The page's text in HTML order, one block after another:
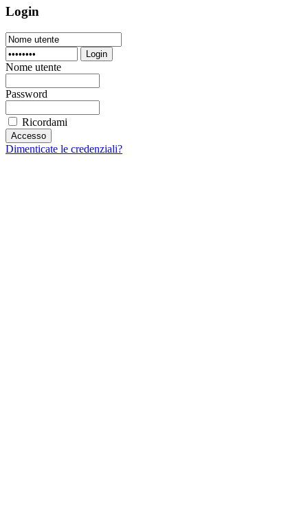
Login
Login
Nome utente
Password
Ricordami
Dimenticate le credenziali?